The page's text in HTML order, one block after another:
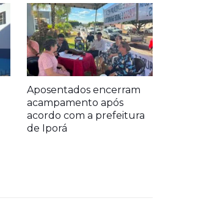
Aposentados encerram
acampamento após
acordo com a prefeitura
de Iporá